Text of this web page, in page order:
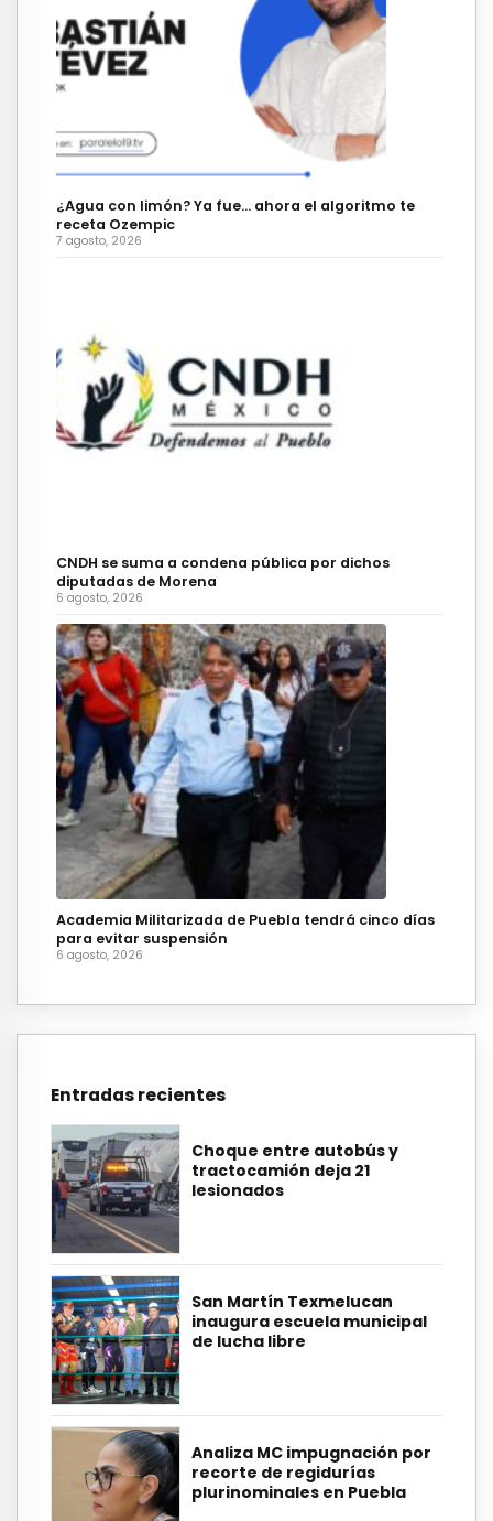
¿Agua con limón? Ya fue… ahora el algoritmo te
receta Ozempic
7 agosto, 2026
CNDH se suma a condena pública por dichos
diputadas de Morena
6 agosto, 2026
Academia Militarizada de Puebla tendrá cinco días
para evitar suspensión
6 agosto, 2026
Entradas recientes
Choque entre autobús y
tractocamión deja 21
lesionados
San Martín Texmelucan
inaugura escuela municipal
de lucha libre
Analiza MC impugnación por
recorte de regidurías
plurinominales en Puebla